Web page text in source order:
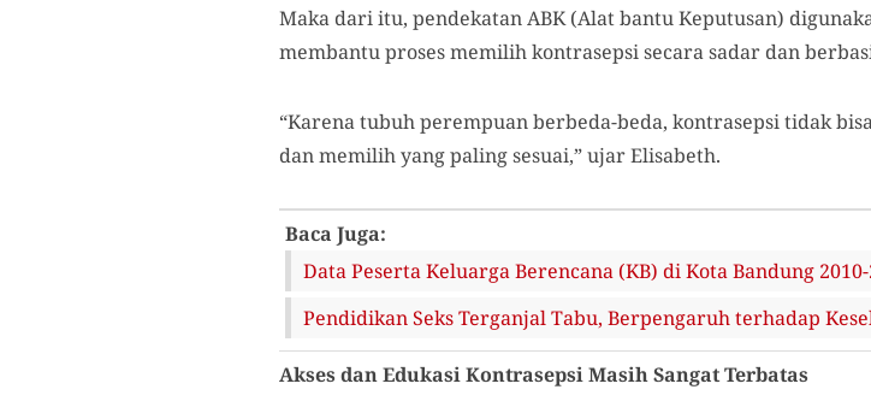
Maka dari itu, pendekatan ABK (Alat bantu Keputusan)
membantu proses memilih kontrasepsi secara sadar dan
“Karena tubuh perempuan berbeda-beda, kontrasepsi tidak
dan memilih yang paling sesuai,” ujar Elisabeth.
Baca Juga:
Data Peserta Keluarga Berencana (KB) di Kota Bandung
Pendidikan Seks Terganjal Tabu, Berpengaruh terhadap
Akses dan Edukasi Kontrasepsi Masih Sangat Terbatas